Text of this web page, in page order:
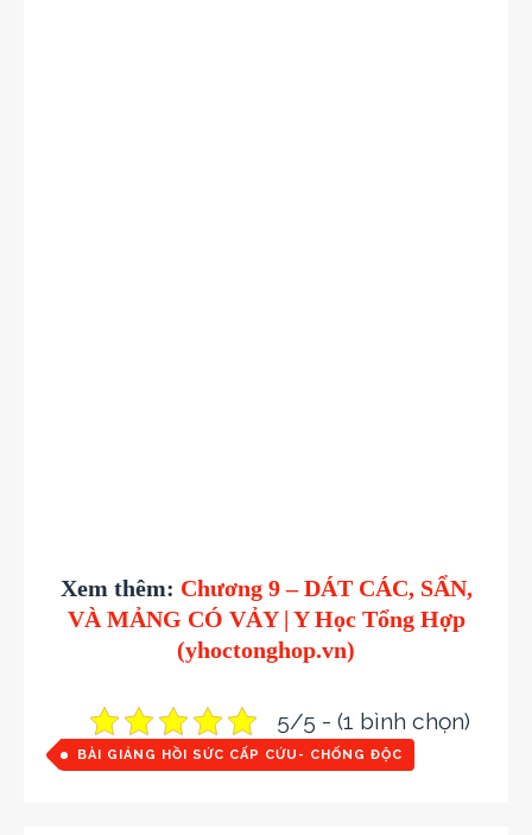
Xem thêm: Chương 9 – DÁT CÁC, SẨN,
VÀ MẢNG CÓ VẢY | Y Học Tổng Hợp
(yhoctonghop.vn)
5/5 - (1 bình chọn)
BÀI GIẢNG HỒI SỨC CẤP CỨU- CHỐNG ĐỘC